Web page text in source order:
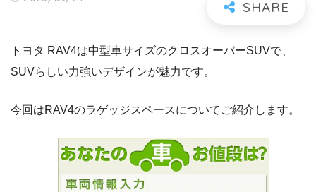
トヨタ RAV4は中型車サイズのクロスオーバーSUVで、
SUVらしい力強いデザインが魅力です。
今回はRAV4のラゲッジスペースについてご紹介します。